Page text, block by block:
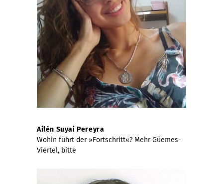
Ailén Suyai Pereyra
Wohin führt der »Fortschritt«? Mehr Güemes-
Viertel, bitte